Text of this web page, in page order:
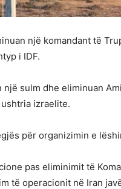
një komandant të
i IDF.
sulm dhe eliminuan
izraelite.
për organizimin e
pas eliminimit të
të operacionit në Iran